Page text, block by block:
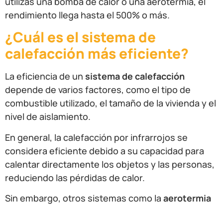
rendimiento llega hasta el 500% o más.
¿Cuál es el sistema de
calefacción más eficiente?
La eficiencia de un sistema de calefacción
depende de varios factores, como el tipo de
combustible utilizado, el tamaño de la vivienda y el
nivel de aislamiento.
En general, la calefacción por infrarrojos se
considera eficiente debido a su capacidad para
calentar directamente los objetos y las personas,
reduciendo las pérdidas de calor.
Sin embargo, otros sistemas como la aerotermia